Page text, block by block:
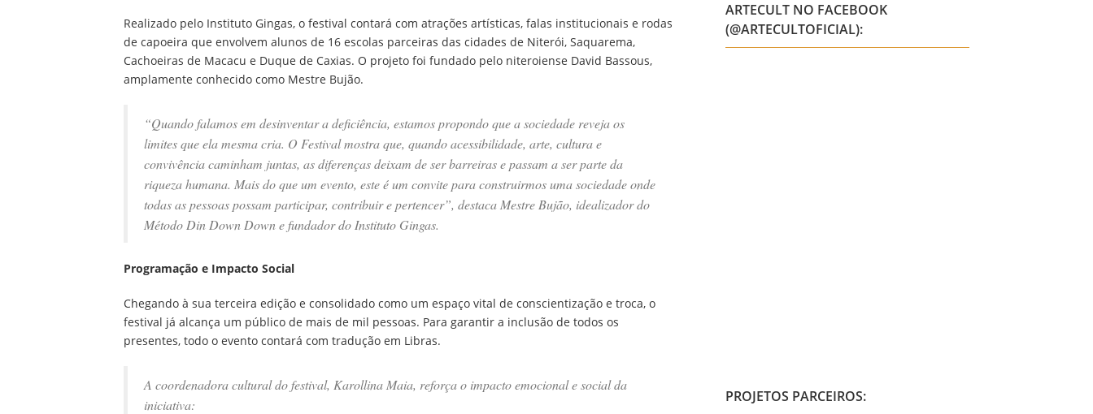
Realizado pelo Instituto Gingas, o festival contará com atrações artísticas, falas institucionais e rodas
de capoeira que envolvem alunos de 16 escolas parceiras das cidades de Niterói, Saquarema,
Cachoeiras de Macacu e Duque de Caxias. O projeto foi fundado pelo niteroiense David Bassous,
amplamente conhecido como Mestre Bujão.
“Quando falamos em desinventar a deficiência, estamos propondo que a sociedade reveja os
limites que ela mesma cria. O Festival mostra que, quando acessibilidade, arte, cultura e
convivência caminham juntas, as diferenças deixam de ser barreiras e passam a ser parte da
riqueza humana. Mais do que um evento, este é um convite para construirmos uma sociedade onde
todas as pessoas possam participar, contribuir e pertencer”, destaca Mestre Bujão, idealizador do
Método Din Down Down e fundador do Instituto Gingas.
Programação e Impacto Social
Chegando à sua terceira edição e consolidado como um espaço vital de conscientização e troca, o
festival já alcança um público de mais de mil pessoas. Para garantir a inclusão de todos os
presentes, todo o evento contará com tradução em Libras.
A coordenadora cultural do festival, Karollina Maia, reforça o impacto emocional e social da
iniciativa:
ARTECULT NO FACEBOOK
(@ARTECULTOFICIAL):
PROJETOS PARCEIROS: